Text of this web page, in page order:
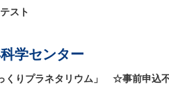
スト
学センター
くりプラネタリウム」 ☆事前申込